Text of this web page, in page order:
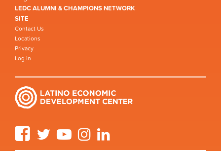
LEDC ALUMNI & CHAMPIONS NETWORK
SITE
Contact Us
Locations
Privacy
Log in
FacebookTwitter YouTube Instagram